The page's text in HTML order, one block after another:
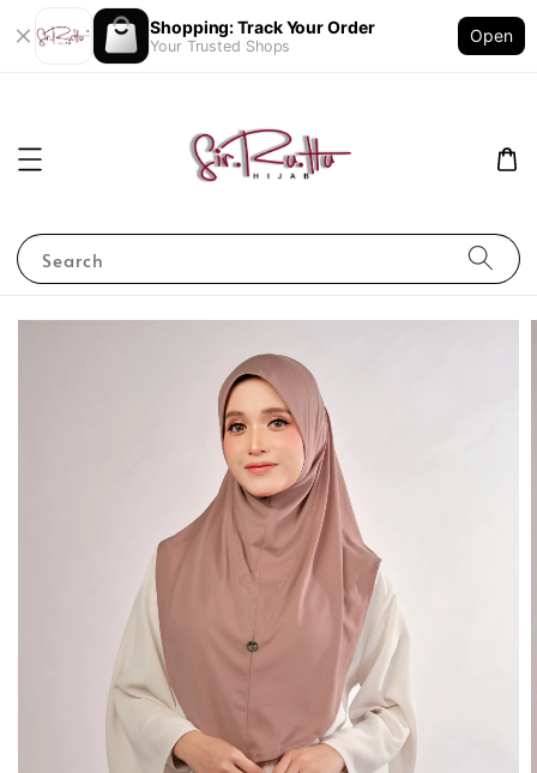
Shopping: Track Your Order
Your Trusted Shops
Open
Search